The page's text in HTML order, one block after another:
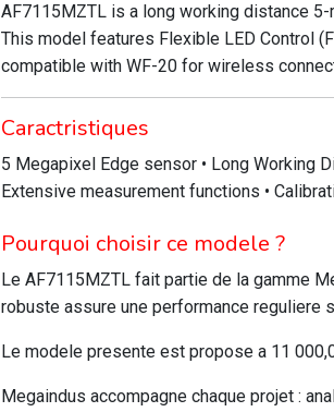
AF7115MZTL is a long working distance
This model features Flexible LED Control
compatible with WF-20 for wireless
Caractristiques
5 Megapixel Edge sensor • Long Working
Extensive measurement functions •
Pourquoi choisir ce modele ?
Le AF7115MZTL fait partie de la gamme
robuste assure une performance reguliere
Le modele presente est propose a 11
Megaindus accompagne chaque projet :